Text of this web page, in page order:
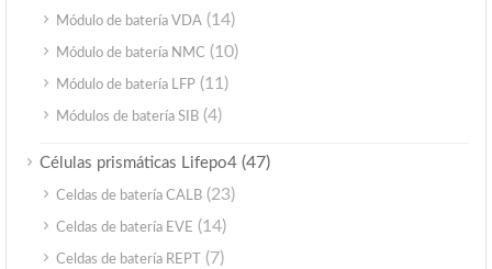
Módulo de batería VDA (14)
Módulo de batería NMC (10)
Módulo de batería LFP (11)
Módulos de batería SIB (4)
Células prismáticas Lifepo4 (47)
Celdas de batería CALB (23)
Celdas de batería EVE (14)
Celdas de batería REPT (7)